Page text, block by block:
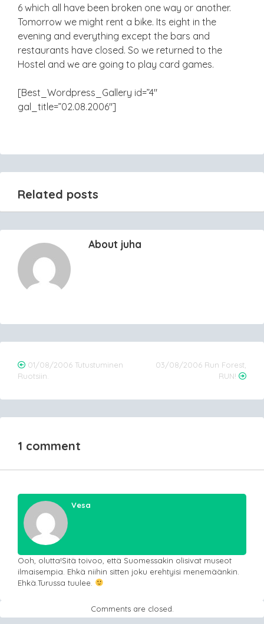
6 which all have been broken one way or another.
Tomorrow we might rent a bike. Its eight in the
evening and everything except the bars and
restaurants have closed. So we returned to the
Hostel and we are going to play card games.
[Best_Wordpress_Gallery id=”4″
gal_title=”02.08.2006″]
Related posts
About juha
Post
navigation
01/08/2006 Tutustuminen
Ruotsiin.
03/08/2006 Run Forest,
RUN!
1 comment
Vesa
Ooh, olutta!Sitä toivoo, että Suomessakin olisivat museot
ilmaisempia. Ehkä niihin sitten joku erehtyisi menemäänkin.
Ehkä.Turussa tuulee.
Comments are closed.